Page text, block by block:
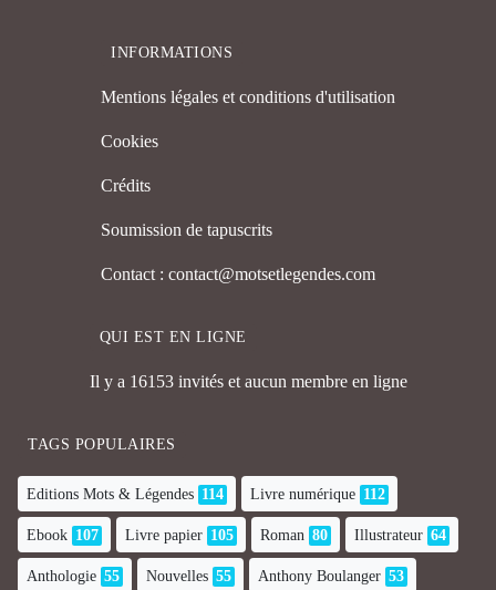
INFORMATIONS
Mentions légales et conditions d'utilisation
Cookies
Crédits
Soumission de tapuscrits
Contact : contact@motsetlegendes.com
QUI EST EN LIGNE
Il y a 16153 invités et aucun membre en ligne
TAGS POPULAIRES
Editions Mots & Légendes 114 Livre numérique 112
Ebook 107 Livre papier 105 Roman 80 Illustrateur 64
Anthologie 55 Nouvelles 55 Anthony Boulanger 53